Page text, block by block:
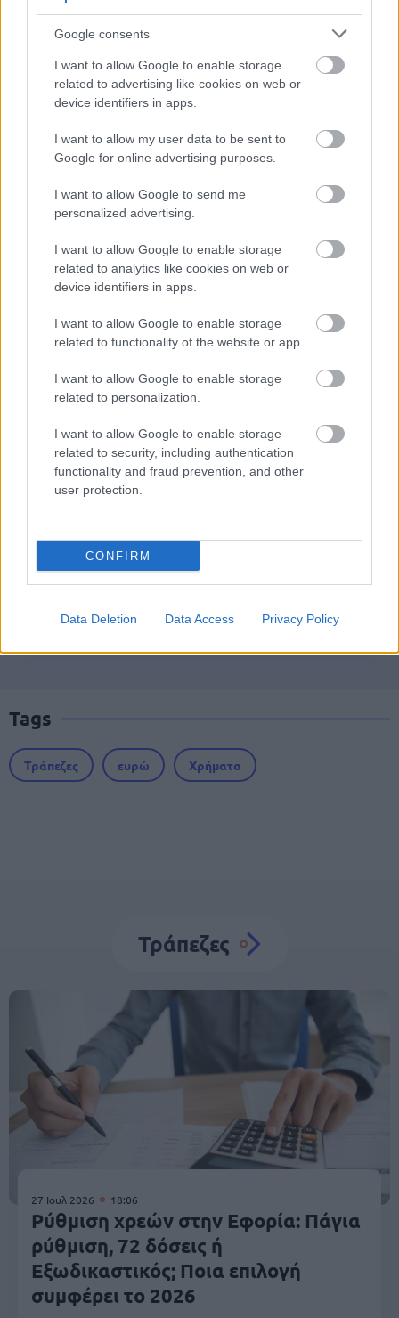
Google consents
I want to allow Google to enable storage
related to advertising like cookies on web or
device identifiers in apps.
I want to allow my user data to be sent to
Google for online advertising purposes.
I want to allow Google to send me
personalized advertising.
I want to allow Google to enable storage
related to analytics like cookies on web or
device identifiers in apps.
I want to allow Google to enable storage
related to functionality of the website or app.
I want to allow Google to enable storage
related to personalization.
I want to allow Google to enable storage
related to security, including authentication
functionality and fraud prevention, and other
user protection.
CONFIRM
Data Deletion Data Access Privacy Policy
Μάθε πρώτος όλες τις σημαντικές
ειδήσεις.
Βάλε το proson.gr στα αποτελέσματα
αναζήτησης της Google
Δημοφιλείς Ειδήσεις
Ανοικτές 1.779 θέσεις εργασίας στο
Δημόσιο (χωρίς πτυχίο)
ΥΠΕΣ: Προγραμματισμός προσλήψεων
2027 - Παρατείνεται το Β' Στάδιο
Προσλήψεις αναπληρωτών: Περίπου
μόνιμους εμπειρογνώμονες
Tags
Τράπεζες ευρώ Χρήματα
Τράπεζες
27 Ιουλ 2026 18:06
Ρύθμιση χρεών στην Εφορία: Πάγια
ρύθμιση, 72 δόσεις ή
Εξωδικαστικός; Ποια επιλογή
συμφέρει το 2026